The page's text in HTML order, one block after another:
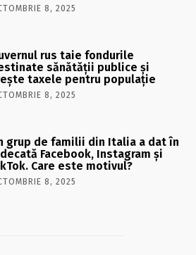
8, 2025
rus taie fondurile
sănătății publice și
taxele pentru populație
8, 2025
grup de familii din Italia a dat în
Facebook, Instagram și
Care este motivul?
8, 2025